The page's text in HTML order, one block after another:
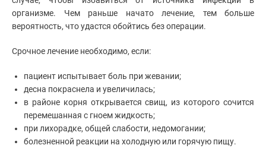
организме. Чем раньше начато лечение, тем больше
вероятность, что удастся обойтись без операции.
Срочное лечение необходимо, если:
пациент испытывает боль при жевании;
десна покраснела и увеличилась;
в районе корня открывается свищ, из которого сочится
перемешанная с гноем жидкость;
при лихорадке, общей слабости, недомогании;
болезненной реакции на холодную или горячую пищу.